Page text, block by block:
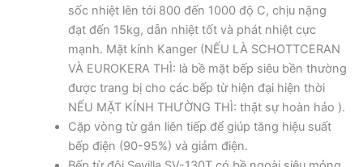
sốc nhiệt lên tới 800 đến 1000 độ C, chịu nặng
đạt đến 15kg, dẫn nhiệt tốt và phát nhiệt cực
mạnh. Mặt kính Kanger (NẾU LÀ SCHOTTCERAN
VÀ EUROKERA THÌ: là bề mặt bếp siêu bền thường
được trang bị cho các bếp từ hiện đại hiện thời
NẾU MẶT KÍNH THƯỜNG THÌ: thật sự hoàn hảo ).
Cặp vòng từ gắn liên tiếp để giúp tăng hiệu suất
bếp điện (90-95%) và giảm điện.